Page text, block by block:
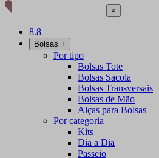
×
8.8
Bolsas +
Por tipo
Bolsas Tote
Bolsas Sacola
Bolsas Transversais
Bolsas de Mão
Alças para Bolsas
Por categoria
Kits
Dia a Dia
Passeio